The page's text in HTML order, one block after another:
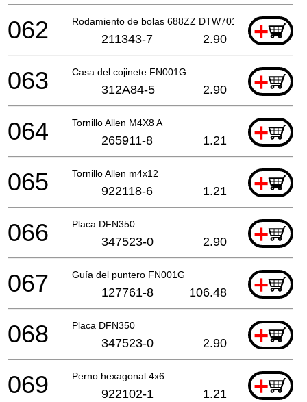
Rodamiento de bolas 688ZZ DTW701 +
062 211343-7 2.90
Casa del cojinete FN001G +
063 312A84-5 2.90
Tornillo Allen M4X8 A +
064 265911-8 1.21
Tornillo Allen m4x12 +
065 922118-6 1.21
Placa DFN350 +
066 347523-0 2.90
Guía del puntero FN001G +
067 127761-8 106.48
Placa DFN350 +
068 347523-0 2.90
Perno hexagonal 4x6 +
069 922102-1 1.21